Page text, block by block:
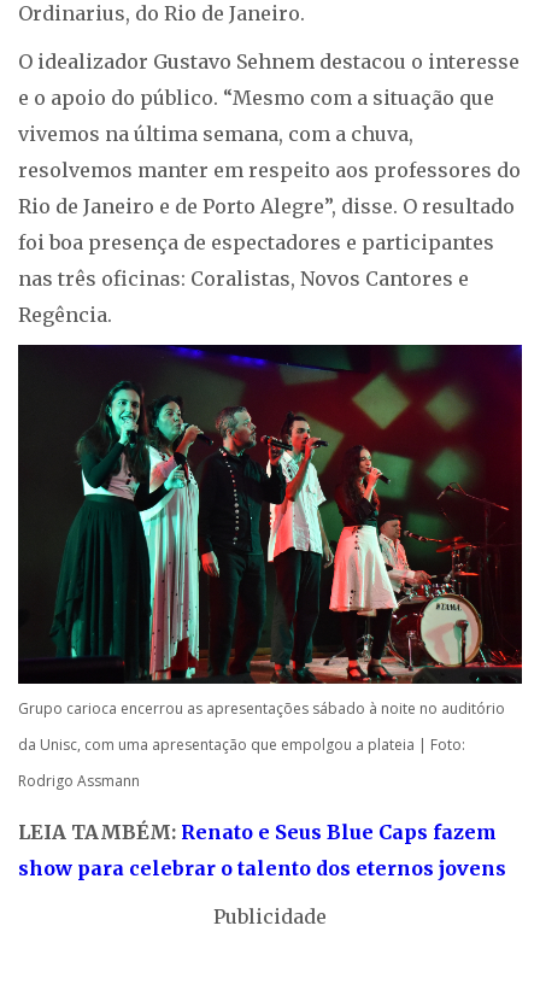
Ordinarius, do Rio de Janeiro.
O idealizador Gustavo Sehnem destacou o interesse
e o apoio do público. “Mesmo com a situação que
vivemos na última semana, com a chuva,
resolvemos manter em respeito aos professores do
Rio de Janeiro e de Porto Alegre”, disse. O resultado
foi boa presença de espectadores e participantes
nas três oficinas: Coralistas, Novos Cantores e
Regência.
Grupo carioca encerrou as apresentações sábado à noite no auditório
da Unisc, com uma apresentação que empolgou a plateia | Foto:
Rodrigo Assmann
LEIA TAMBÉM: Renato e Seus Blue Caps fazem
show para celebrar o talento dos eternos jovens
Publicidade